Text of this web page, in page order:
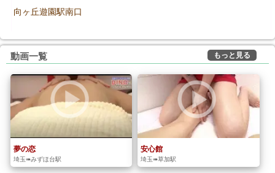
向ヶ丘遊園駅南口
動画一覧 もっと見る
夢の恋
埼玉➠みずほ台駅
安心館
埼玉➠草加駅